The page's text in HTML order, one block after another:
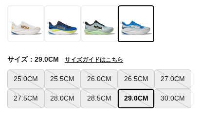
25.0CM 25.5CM 26.0CM 26.5CM 27.0CM
27.5CM 28.0CM 28.5CM 29.0CM 30.0CM
サイズ：29.0CM サイズガイドはこちら